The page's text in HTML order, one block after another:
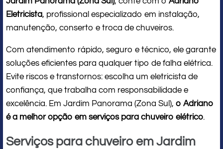
Eletricista, profissional especializado em instalação,
manutenção, conserto e troca de chuveiros.
Com atendimento rápido, seguro e técnico, ele garante
soluções eficientes para qualquer tipo de falha elétrica.
Evite riscos e transtornos: escolha um eletricista de
confiança, que trabalha com responsabilidade e
excelência. Em Jardim Panorama (Zona Sul), o Adriano
é a melhor opção em serviços para chuveiro elétrico.
Serviços para chuveiro em Jardim